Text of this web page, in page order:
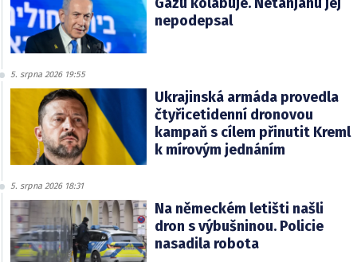
nepodepsal
5. srpna 2026 19:55
Ukrajinská armáda provedla
čtyřicetidenní dronovou
kampaň s cílem přinutit Kreml
k mírovým jednáním
5. srpna 2026 18:31
Na německém letišti našli
dron s výbušninou. Policie
nasadila robota